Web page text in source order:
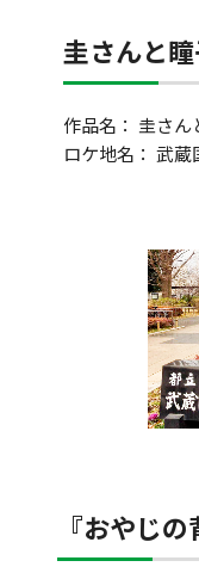
圭さんと
作品名： 圭さ
ロケ地名： 武
『おやじ